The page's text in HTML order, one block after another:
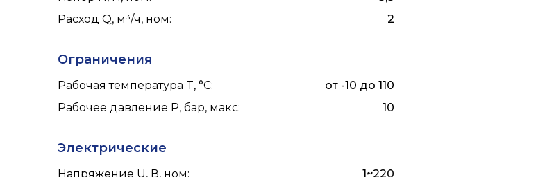
Расход Q, м³/ч, ном: 2
Ограничения
Рабочая температура T, °C:
от -10 до 110
Рабочее давление P, бар, макс: 10
Электрические
Напряжение U, В, ном:
1~220